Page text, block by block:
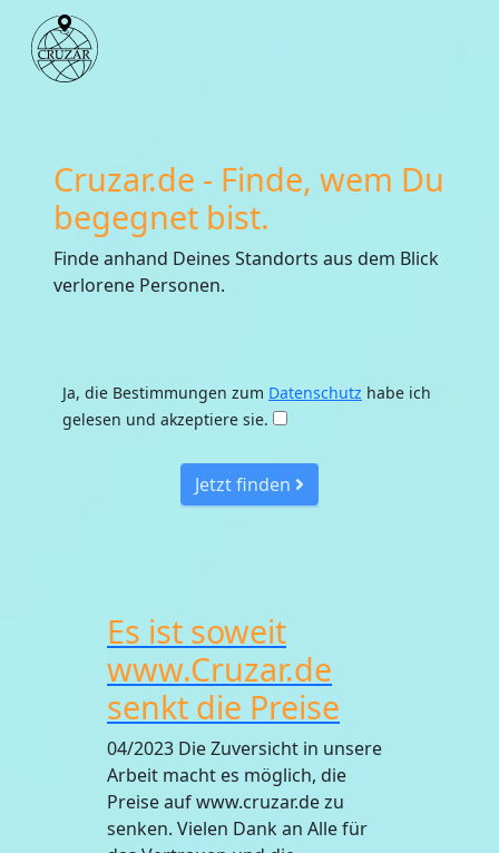
Cruzar.de - Finde, wem Du
begegnet bist.
Finde anhand Deines Standorts aus dem Blick
verlorene Personen.
Ja, die Bestimmungen zum Datenschutz habe ich
gelesen und akzeptiere sie.
Jetzt finden
Es ist soweit
www.Cruzar.de
senkt die Preise
04/2023 Die Zuversicht in unsere
Arbeit macht es möglich, die
Preise auf www.cruzar.de zu
senken. Vielen Dank an Alle für